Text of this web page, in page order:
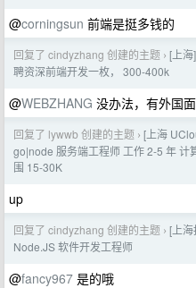
@corningsun 前端是挺多钱的
回复了 cindyzhang 创建的主题 › [上
聘资深前端开发一枚， 300-400k
@WEBZHANG 没办法，有外国
回复了 lywwb 创建的主题 › [上海
go|node 服务端工程师 工作 2-5 年 计
围 15-30K
up
回复了 cindyzhang 创建的主题 › [上
Node.JS 软件开发工程师
@fancy967 是的哦